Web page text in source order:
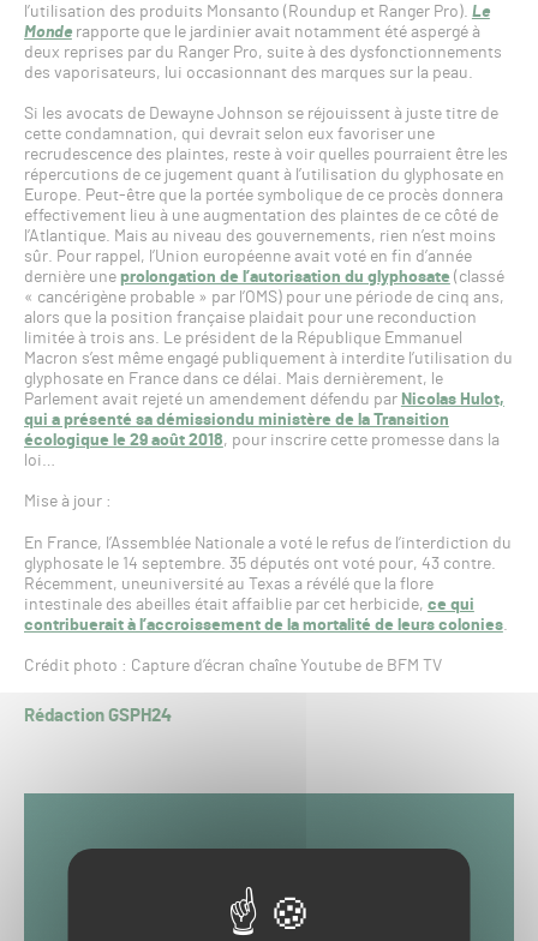
l’utilisation des produits Monsanto (Roundup et Ranger Pro). Le
Monderapporte que le jardinier avait notamment été aspergé à
deux reprises par du Ranger Pro, suite à des dysfonctionnements
des vaporisateurs, lui occasionnant des marques sur la peau.
Si les avocats de Dewayne Johnson se réjouissent à juste titre de
cette condamnation, qui devrait selon eux favoriser une
recrudescence des plaintes, reste à voir quelles pourraient être les
répercutions de ce jugement quant à l’utilisation du glyphosate en
Europe. Peut-être que la portée symbolique de ce procès donnera
effectivement lieu à une augmentation des plaintes de ce côté de
l’Atlantique. Mais au niveau des gouvernements, rien n’est moins
sûr. Pour rappel, l’Union européenne avait voté en fin d’année
dernière une prolongation de l’autorisation du glyphosate (classé
« cancérigène probable » par l’OMS) pour une période de cinq ans,
alors que la position française plaidait pour une reconduction
limitée à trois ans. Le président de la République Emmanuel
Macron s’est même engagé publiquement à interdite l’utilisation du
glyphosate en France dans ce délai. Mais dernièrement, le
Parlement avait rejeté un amendement défendu par Nicolas Hulot,
qui a présenté sa démissiondu ministère de la Transition
écologique le 29 août 2018, pour inscrire cette promesse dans la
loi…
Mise à jour :
En France, l’Assemblée Nationale a voté le refus de l’interdiction du
glyphosate le 14 septembre. 35 députés ont voté pour, 43 contre.
Récemment, uneuniversité au Texas a révélé que la flore
intestinale des abeilles était affaiblie par cet herbicide, ce qui
contribuerait à l’accroissement de la mortalité de leurs colonies.
Crédit photo : Capture d’écran chaîne Youtube de BFM TV
Rédaction GSPH24